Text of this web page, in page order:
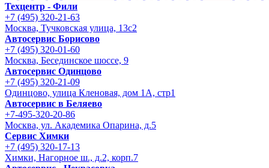
Техцентр - Фили
+7 (495) 320-21-63
Москва, Тучковская улица, 13с2
Автосервис Борисово
+7 (495) 320-01-60
Москва, Бесединское шоссе, 9
Автосервис Одинцово
+7 (495) 320-21-09
Одинцово, улица Кленовая, дом 1А, стр1
Автосервис в Беляево
+7-495-320-20-86
Москва, ул. Академика Опарина, д.5
Сервис Химки
+7 (495) 320-17-13
Химки, Нагорное ш., д.2, корп.7